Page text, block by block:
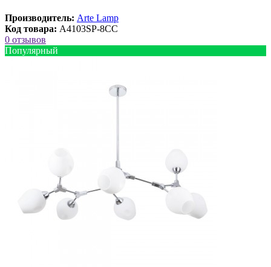
Производитель: Arte Lamp
Код товара: A4103SP-8CC
0 отзывов
Популярный